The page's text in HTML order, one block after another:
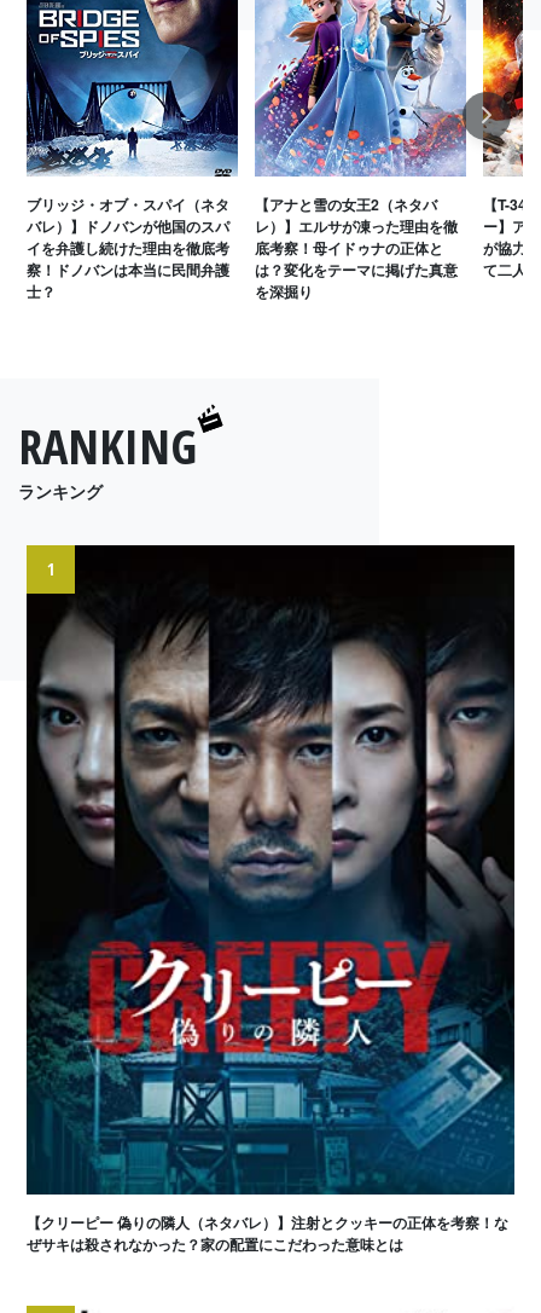
ブリッジ・オブ・スパイ（ネタ
バレ）】ドノバンが他国のスパ
イを弁護し続けた理由を徹底考
察！ドノバンは本当に民間弁護
士？
【アナと雪の女王2（ネタバ
レ）】エルサが凍った理由を徹
底考察！母イドゥナの正体と
は？変化をテーマに掲げた真意
を深掘り
【T-34
ー】ア
が協力
て二人
Next
RANKING
ランキング
1
【クリーピー 偽りの隣人（ネタバレ）】注射とクッキーの正体を考察！な
ぜサキは殺されなかった？家の配置にこだわった意味とは